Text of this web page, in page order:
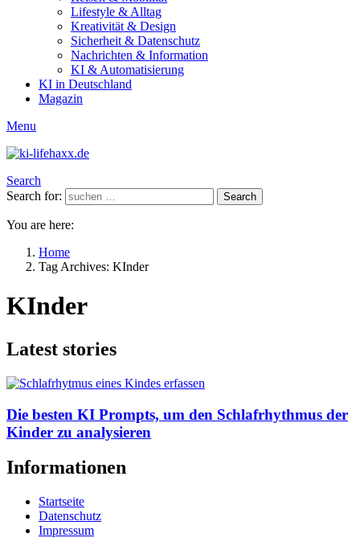
Lifestyle & Alltag
Kreativität & Design
Sicherheit & Datenschutz
Nachrichten & Information
KI & Automatisierung
KI in Deutschland
Magazin
Menu
Search
Search for:
Search
You are here:
Home
Tag Archives: KInder
KInder
Latest stories
Die besten KI Prompts, um den Schlafrhythmus der
Kinder zu analysieren
Informationen
Startseite
Datenschutz
Impressum